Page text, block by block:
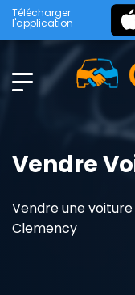
Télécharger
l'application
Vendre
Vendre une
Clemency